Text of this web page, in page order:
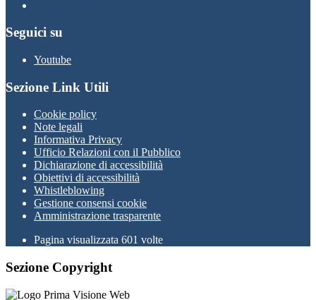
Seguici su
Youtube
Sezione Link Utili
Cookie policy
Note legali
Informativa Privacy
Ufficio Relazioni con il Pubblico
Dichiarazione di accessibilità
Obiettivi di accessibilità
Whistleblowing
Gestione consensi cookie
Amministrazione trasparente
Pagina visualizzata 601 volte
Sezione Copyright